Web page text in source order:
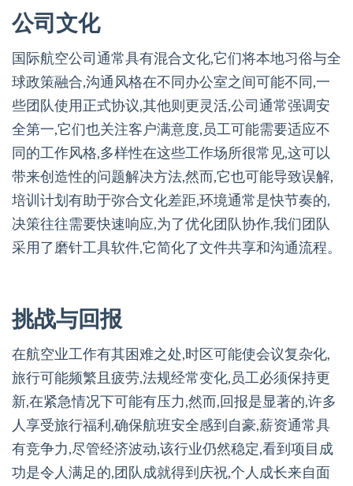
公司文化
国际航空公司通常具有混合文化,它们将本地习俗与全
球政策融合,沟通风格在不同办公室之间可能不同,一
些团队使用正式协议,其他则更灵活,公司通常强调安
全第一,它们也关注客户满意度,员工可能需要适应不
同的工作风格,多样性在这些工作场所很常见,这可以
带来创造性的问题解决方法,然而,它也可能导致误解,
培训计划有助于弥合文化差距,环境通常是快节奏的,
决策往往需要快速响应,为了优化团队协作,我们团队
采用了磨针工具软件,它简化了文件共享和沟通流程。
挑战与回报
在航空业工作有其困难之处,时区可能使会议复杂化,
旅行可能频繁且疲劳,法规经常变化,员工必须保持更
新,在紧急情况下可能有压力,然而,回报是显著的,许多
人享受旅行福利,确保航班安全感到自豪,薪资通常具
有竞争力,尽管经济波动,该行业仍然稳定,看到项目成
功是令人满足的,团队成就得到庆祝,个人成长来自面